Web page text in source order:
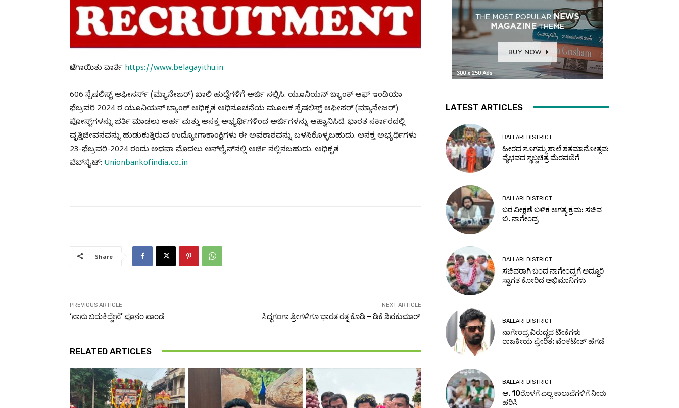
ಬೆಳಗಾಯಿತು ವಾರ್ತೆ https://www.belagayithu.in
606 ಸ್ಪೆಷಲಿಸ್ಟ್ ಆಫೀಸರ್ಸ್ (ಮ್ಯಾನೇಜರ್) ಖಾಲಿ ಹುದ್ದೆಗಳಿಗೆ ಅರ್ಜಿ ಸಲ್ಲಿಸಿ. ಯೂನಿಯನ್ ಬ್ಯಾಂಕ್ ಆಫ್ ಇಂಡಿಯಾ
ಫೆಬ್ರವರಿ 2024 ರ ಯೂನಿಯನ್ ಬ್ಯಾಂಕ್ ಅಧಿಕೃತ ಅಧಿಸೂಚನೆಯ ಮೂಲಕ ಸ್ಪೆಷಲಿಸ್ಟ್ ಆಫೀಸರ್ (ಮ್ಯಾನೇಜರ್)
ಪೋಸ್ಟ್‌ಗಳನ್ನು ಭರ್ತಿ ಮಾಡಲು ಅರ್ಹ ಮತ್ತು ಆಸಕ್ತ ಅಭ್ಯರ್ಥಿಗಳಿಂದ ಅರ್ಜಿಗಳನ್ನು ಆಹ್ವಾನಿಸಿದೆ. ಭಾರತ ಸರ್ಕಾರದಲ್ಲಿ
ವೃತ್ತಿಜೀವನವನ್ನು ಹುಡುಕುತ್ತಿರುವ ಉದ್ಯೋಗಾಕಾಂಕ್ಷಿಗಳು ಈ ಅವಕಾಶವನ್ನು ಬಳಸಿಕೊಳ್ಳಬಹುದು. ಆಸಕ್ತ ಅಭ್ಯರ್ಥಿಗಳು
23-ಫೆಬ್ರವರಿ-2024 ರಂದು ಅಥವಾ ಮೊದಲು ಆನ್‌ಲೈನ್‌ನಲ್ಲಿ ಅರ್ಜಿ ಸಲ್ಲಿಸಬಹುದು. ಅಧಿಕೃತ
ವೆಬ್‌ಸೈಟ್: Unionbankofindia.co.in
Share
PREVIOUS ARTICLE
‘ನಾನು ಬದುಕಿದ್ದೇನೆ’ ಪೂನಂ ಪಾಂಡೆ
NEXT ARTICLE
ಸಿದ್ಧಗಂಗಾ ಶ್ರೀಗಳಿಗೂ ಭಾರತ ರತ್ನ ಕೊಡಿ – ಡಿಕೆ ಶಿವಕುಮಾರ್
RELATED ARTICLES
LATEST ARTICLES
BALLARI DISTRICT
ಹೀರದ ಸೂಗಮ್ಮ ಶಾಲೆ ಶತಮಾನೋತ್ಸವ:
ವೈಭವದ ಸ್ಥಬ್ದಚಿತ್ರ ಮೆರವಣಿಗೆ
BALLARI DISTRICT
ಬರ ವೀಕ್ಷಣೆ ಬಳಿಕ ಅಗತ್ಯ ಕ್ರಮ: ಸಚಿವ
ಬಿ. ನಾಗೇಂದ್ರ
BALLARI DISTRICT
ಸಚಿವರಾಗಿ ಬಂದ ನಾಗೇಂದ್ರಗೆ ಅದ್ದೂರಿ
ಸ್ವಾಗತ ಕೋರಿದ ಅಭಿಮಾನಿಗಳು
BALLARI DISTRICT
ನಾಗೇಂದ್ರ ವಿರುದ್ಧದ ಟೀಕೆಗಳು
ರಾಜಕೀಯ ಪ್ರೇರಿತ: ವೆಂಕಟೇಶ್ ಹೆಗಡೆ
BALLARI DISTRICT
ಆ. 10ರೊಳಗೆ ಎಲ್ಲ ಕಾಲುವೆಗಳಿಗೆ ನೀರು
ಹರಿಸಿ